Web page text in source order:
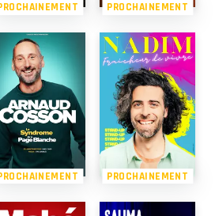
PROCHAINEMENT
PROCHAINEMENT